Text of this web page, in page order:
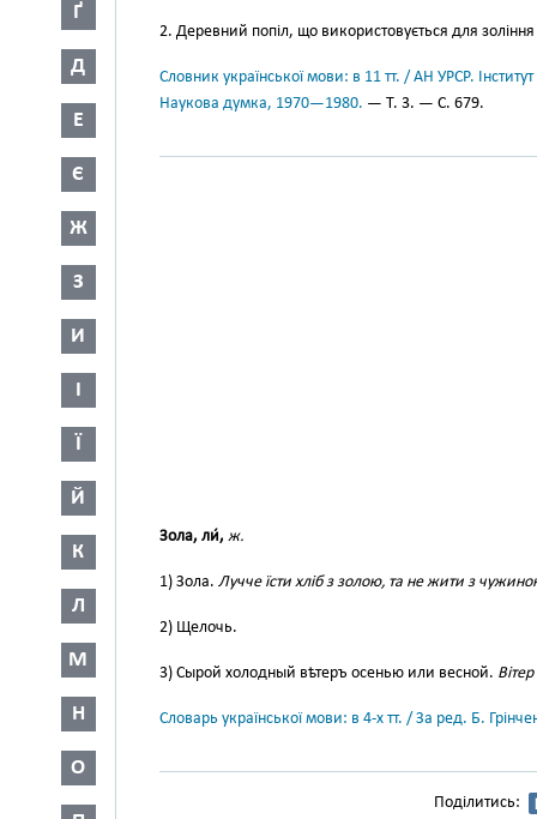
Ґ
Д
Е
Є
Ж
З
И
І
Ї
Й
К
Л
М
Н
О
2. Деревний попіл, що використовується для
Словник української мови: в 11 тт. / АН УРСР.
Наукова думка, 1970—1980. — Т. 3. — С. 679.
Зола, ли́, ж.
1) Зола. Лучче їсти хліб з золою, та не жити з
2) Щелочь.
3) Сырой холодный вѣтеръ осенью или весной.
Словарь української мови: в 4-х тт. / За ред. Б.
Поділитись: